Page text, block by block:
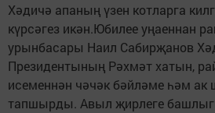
Хәдичә апаның үзен котларга
күрсәгез икән.Юбилее уңаеннан
урынбасары Наил Сабирҗанов
Президентының Рәхмәт хатын,
исеменнән чәчәк бәйләме һәм ак
тапшырды. Авыл җирлеге